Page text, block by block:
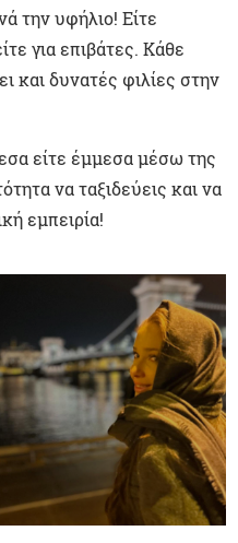
την υφήλιο! Είτε
για επιβάτες. Κάθε
και δυνατές φιλίες στην
είτε έμμεσα μέσω της
να ταξιδεύεις και να
εμπειρία!